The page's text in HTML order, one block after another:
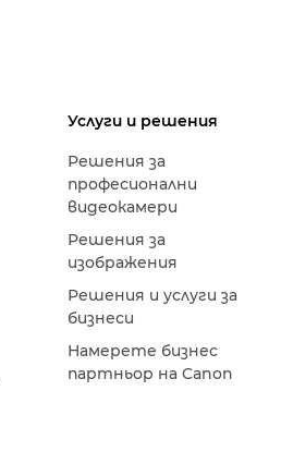
Услуги и решения
Решения за
професионални
видеокамери
Решения за
изображения
Решения и услуги за
бизнеси
Намерете бизнес
партньор на Canon